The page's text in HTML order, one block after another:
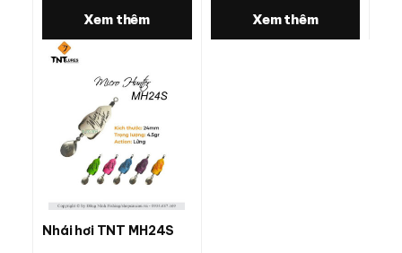
Xem thêm Xem thêm
Nhái hơi TNT MH24S